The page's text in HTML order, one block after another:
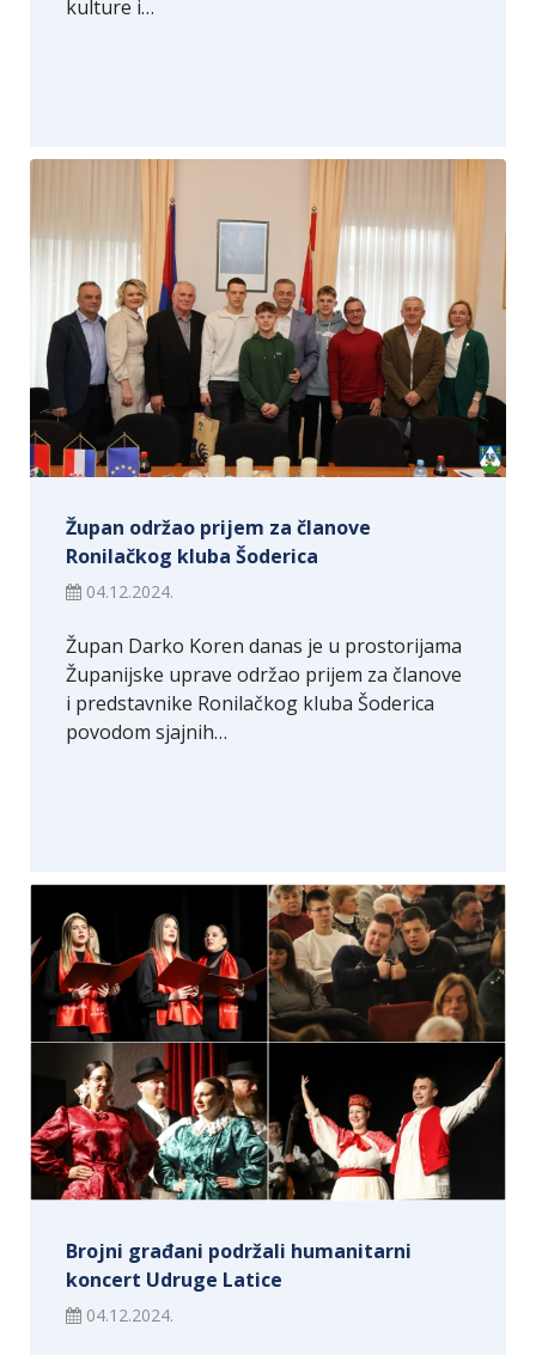
kulture i…
Župan održao prijem za članove
Ronilačkog kluba Šoderica
04.12.2024.
Župan Darko Koren danas je u prostorijama
Županijske uprave održao prijem za članove
i predstavnike Ronilačkog kluba Šoderica
povodom sjajnih…
Brojni građani podržali humanitarni
koncert Udruge Latice
04.12.2024.